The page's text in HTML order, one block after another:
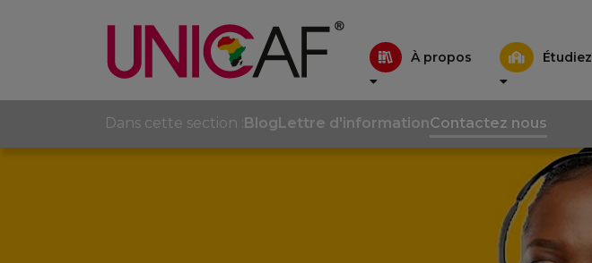
À propos Étudiez
Dans cette section : Blog Lettre d'informationContactez nous